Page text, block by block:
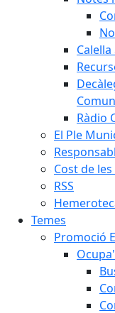
Ràdio
El Ple
Cost de
RSS
Temes
Promoció